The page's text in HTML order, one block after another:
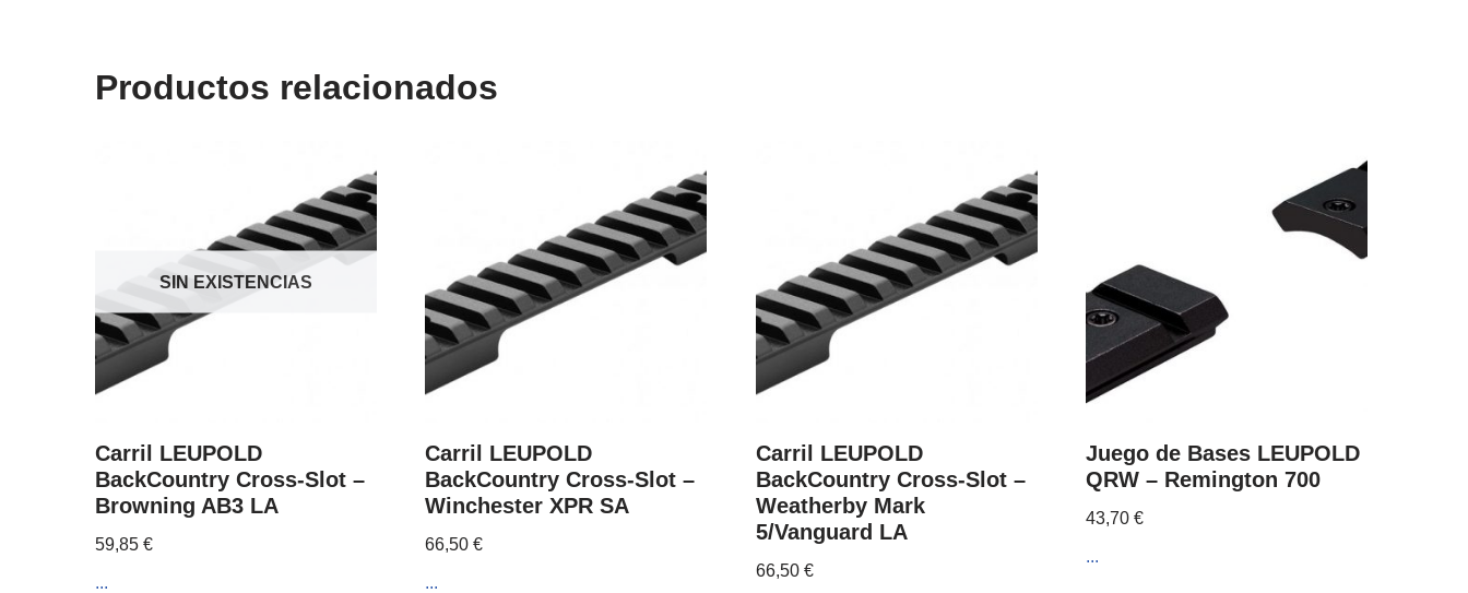
Productos relacionados
SIN EXISTENCIAS
Carril LEUPOLD
BackCountry Cross-Slot –
Browning AB3 LA
59,85 €
...
Carril LEUPOLD
BackCountry Cross-Slot –
Winchester XPR SA
66,50€
...
Carril LEUPOLD
BackCountry Cross-Slot –
Weatherby Mark
5/Vanguard LA
66,50 €
Juego de Bases LEUPOLD
QRW – Remington 700
43,70€
...